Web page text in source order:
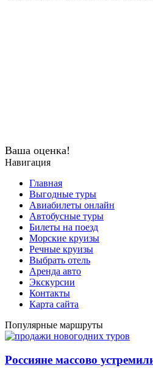
Ваша оценка!
Навигация
Главная
Выгодные туры
Авиабилеты онлайн
Автобусные туры
Билеты на поезд
Морские круизы
Речные круизы
Выбрать отель
Аренда авто
Экскурсии
Контакты
Карта сайта
Популярные маршруты
Россияне массово